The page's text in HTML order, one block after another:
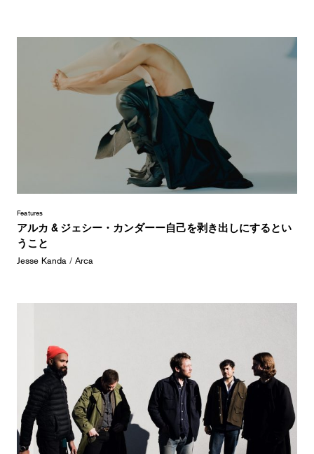
Features
アルカ & ジェシー・カンダーー自己を剥き出しにするとい
うこと
Jesse Kanda / Arca